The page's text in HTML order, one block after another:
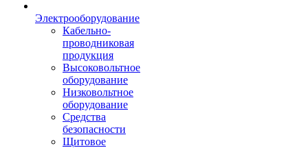
Электрооборудование
Кабельно-
проводниковая
продукция
Высоковольтное
оборудование
Низковольтное
оборудование
Средства
безопасности
Щитовое